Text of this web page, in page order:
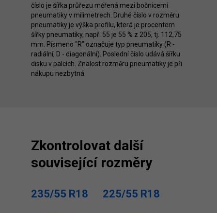
číslo je šířka průřezu měřená mezi bočnicemi
pneumatiky v milimetrech. Druhé číslo v rozměru
pneumatiky je výška profilu, která je procentem
šířky pneumatiky, např. 55 je 55 % z 205, tj. 112,75
mm. Písmeno "R" označuje typ pneumatiky (R -
radiální, D - diagonální). Poslední číslo udává šířku
disku v palcích. Znalost rozměru pneumatiky je při
nákupu nezbytná.
Zkontrolovat další
související rozměry
235/55 R18 225/55 R18